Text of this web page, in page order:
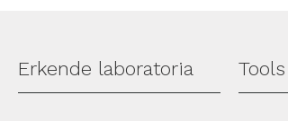
Erkende laboratoria Tools